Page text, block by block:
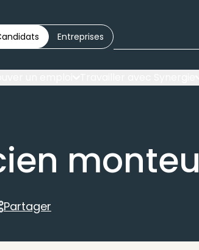
Entreprises
Partager
Partager